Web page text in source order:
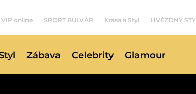
VIP online SPORT BULVÁR Krása a Styl HVĚZDNÝ
Zábava Celebrity Glamour